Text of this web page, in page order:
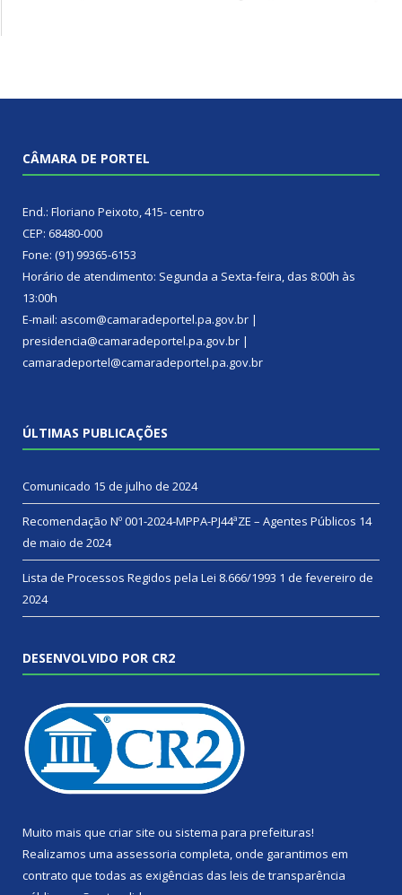
CÂMARA DE PORTEL
End.: Floriano Peixoto, 415- centro
CEP: 68480-000
Fone: (91) 99365-6153
Horário de atendimento: Segunda a Sexta-feira, das 8:00h às
13:00h
E-mail: ascom@camaradeportel.pa.gov.br |
presidencia@camaradeportel.pa.gov.br |
camaradeportel@camaradeportel.pa.gov.br
ÚLTIMAS PUBLICAÇÕES
Comunicado 15 de julho de 2024
Recomendação Nº 001-2024-MPPA-PJ44ªZE – Agentes Públicos 14
de maio de 2024
Lista de Processos Regidos pela Lei 8.666/1993 1 de fevereiro de
2024
DESENVOLVIDO POR CR2
Muito mais que criar site ou sistema para prefeituras!
Realizamos uma assessoria completa, onde garantimos em
contrato que todas as exigências das leis de transparência